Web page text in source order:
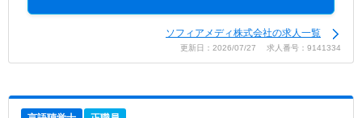
ソフィアメディ株式会社の求人一覧
更新日：2026/07/27 求人番号：9141334